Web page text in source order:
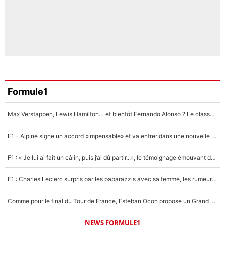
Formule1
Max Verstappen, Lewis Hamilton… et bientôt Fernando Alonso ? Le classement des pilotes les mieux payés en Formule 1 risque de changer !
F1 - Alpine signe un accord «impensable» et va entrer dans une nouvelle dimension : Grande nouvelle pour Pierre Gasly !
F1 : « Je lui ai fait un câlin, puis j’ai dû partir...», le témoignage émouvant de Max Verstappen sur sa fille
F1 : Charles Leclerc surpris par les paparazzis avec sa femme, les rumeurs étaient vraies !
Comme pour le final du Tour de France, Esteban Ocon propose un Grand Prix de Formule 1 à Paris : «Autour de l’Arc de Triomphe, ce serait génial» !
NEWS FORMULE1